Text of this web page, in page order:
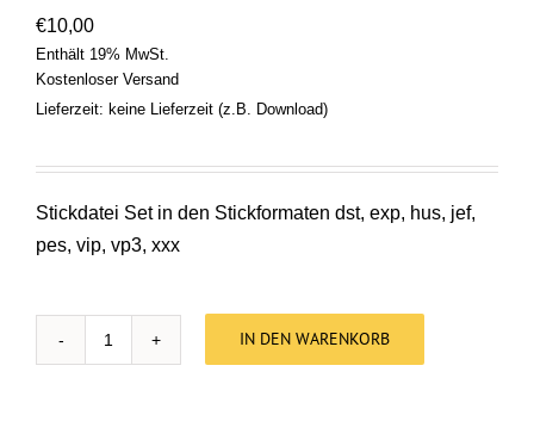
€10,00
Enthält 19% MwSt.
Kostenloser Versand
Lieferzeit: keine Lieferzeit (z.B. Download)
Stickdatei Set in den Stickformaten dst, exp, hus, jef,
pes, vip, vp3, xxx
IN DEN WARENKORB